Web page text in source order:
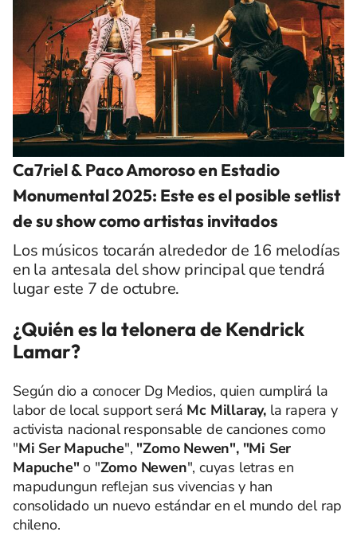
Ca7riel & Paco Amoroso en Estadio
Monumental 2025: Este es el posible setlist
de su show como artistas invitados
Los músicos tocarán alrededor de 16 melodías
en la antesala del show principal que tendrá
lugar este 7 de octubre.
¿Quién es la telonera de Kendrick
Lamar?
Según dio a conocer Dg Medios, quien cumplirá la
labor de local support será Mc Millaray, la rapera y
activista nacional responsable de canciones como
"Mi Ser Mapuche", "Zomo Newen", "Mi Ser
Mapuche"o "Zomo Newen", cuyas letras en
mapudungun reflejan sus vivencias y han
consolidado un nuevo estándar en el mundo del rap
chileno.